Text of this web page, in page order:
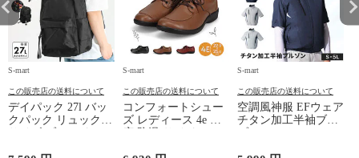
1902
1902
1902
S-mart
この販売店の送料について
デイパック 27l バッ
クパック リュック
サイズ ブランド ロ
S-mart
この販売店の送料について
コンフォートシュー
ズ レディース 4e 幅
広 防滑 サイドファ
S-mart
この販売店の送料について
空調風神服 EFウェア
チタン加工半袖ブル
ゾン ベスト ファン